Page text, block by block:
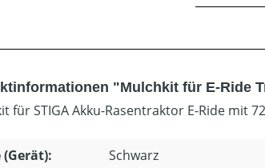
"Mulchkit für E-Ride
für STIGA Akku-Rasentraktor E-Ride mit
(Gerät):
Schwarz